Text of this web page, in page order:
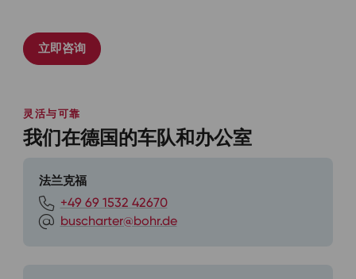
立即咨询
我们在德国的车队和办公室
灵活与可靠
法兰克福
+49 69 1532 42670
buscharter@bohr.de